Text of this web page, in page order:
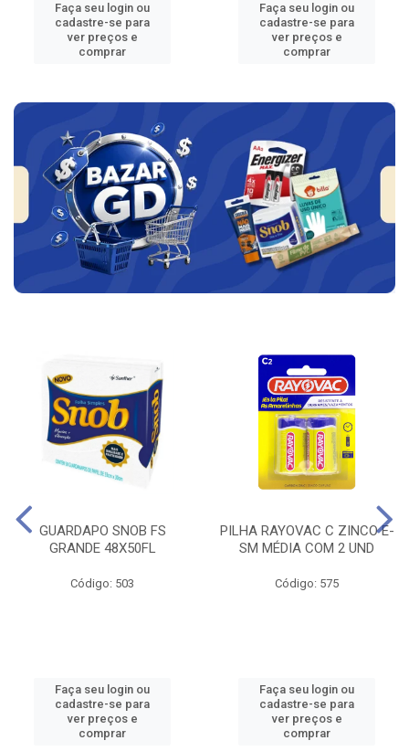
Faça seu login ou
cadastre-se para
ver preços e
comprar
Faça seu login ou
cadastre-se para
ver preços e
comprar
GUARDAPO SNOB FS
GRANDE 48X50FL
Código: 503
Faça seu login ou
cadastre-se para
ver preços e
comprar
PILHA RAYOVAC C ZINCO E-
SM MÉDIA COM 2 UND
Código: 575
Faça seu login ou
cadastre-se para
ver preços e
comprar